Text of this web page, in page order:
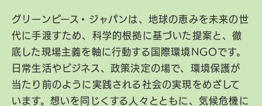
グリーンピース・ジャパンは、地球の恵みを未来の世
代に手渡すため、科学的根拠に基づいた提案と、徹
底した現場主義を軸に行動する国際環境NGOです。
日常生活やビジネス、政策決定の場で、環境保護が
当たり前のように実践される社会の実現をめざして
います。想いを同じくする人々とともに、気候危機に